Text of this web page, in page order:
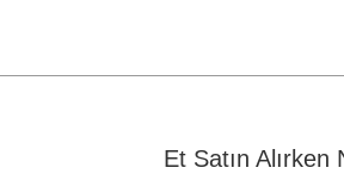
Next
Et Satın